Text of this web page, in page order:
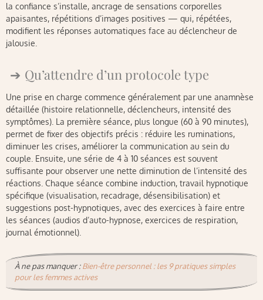
la confiance s’installe, ancrage de sensations corporelles
apaisantes, répétitions d’images positives — qui, répétées,
modifient les réponses automatiques face au déclencheur de
jalousie.
Qu’attendre d’un protocole type
Une prise en charge commence généralement par une anamnèse
détaillée (histoire relationnelle, déclencheurs, intensité des
symptômes). La première séance, plus longue (60 à 90 minutes),
permet de fixer des objectifs précis : réduire les ruminations,
diminuer les crises, améliorer la communication au sein du
couple. Ensuite, une série de 4 à 10 séances est souvent
suffisante pour observer une nette diminution de l’intensité des
réactions. Chaque séance combine induction, travail hypnotique
spécifique (visualisation, recadrage, désensibilisation) et
suggestions post-hypnotiques, avec des exercices à faire entre
les séances (audios d’auto-hypnose, exercices de respiration,
journal émotionnel).
À ne pas manquer :Bien-être personnel : les 9 pratiques simples
pour les femmes actives